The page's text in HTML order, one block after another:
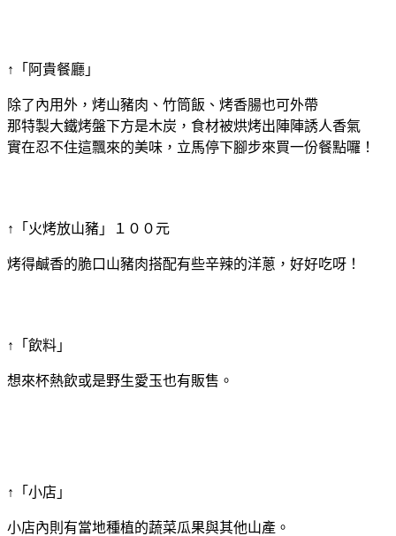
↑「阿貴餐廳」
除了內用外，烤山豬肉、竹筒飯、烤香腸也可外帶
那特製大鐵烤盤下方是木炭，食材被烘烤出陣陣誘人香氣
實在忍不住這飄來的美味，立馬停下腳步來買一份餐點囉！
↑「火烤放山豬」１００元
烤得鹹香的脆口山豬肉搭配有些辛辣的洋蔥，好好吃呀！
↑「飲料」
想來杯熱飲或是野生愛玉也有販售。
↑「小店」
小店內則有當地種植的蔬菜瓜果與其他山產。